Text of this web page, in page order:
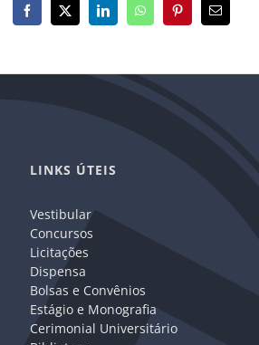
Facebook
X LinkedInWhatsAppPinterest
E-
mail
LINKS ÚTEIS
Vestibular
Concursos
Licitações
Dispensa
Bolsas e Convênios
Estágio e Monografia
Cerimonial Universitário